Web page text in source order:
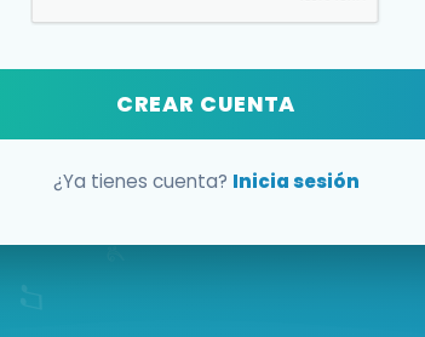
CREAR CUENTA
¿Ya tienes cuenta? Inicia sesión